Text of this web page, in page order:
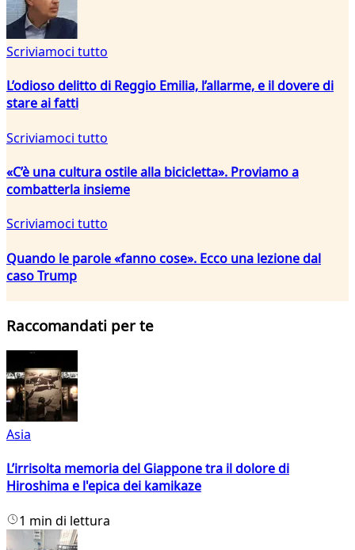
Scriviamoci tutto
L’odioso delitto di Reggio Emilia, l’allarme, e il dovere di
stare ai fatti
Scriviamoci tutto
«C’è una cultura ostile alla bicicletta». Proviamo a
combatterla insieme
Scriviamoci tutto
Quando le parole «fanno cose». Ecco una lezione dal
caso Trump
Raccomandati per te
Asia
L’irrisolta memoria del Giappone tra il dolore di
Hiroshima e l'epica dei kamikaze
1 min di lettura